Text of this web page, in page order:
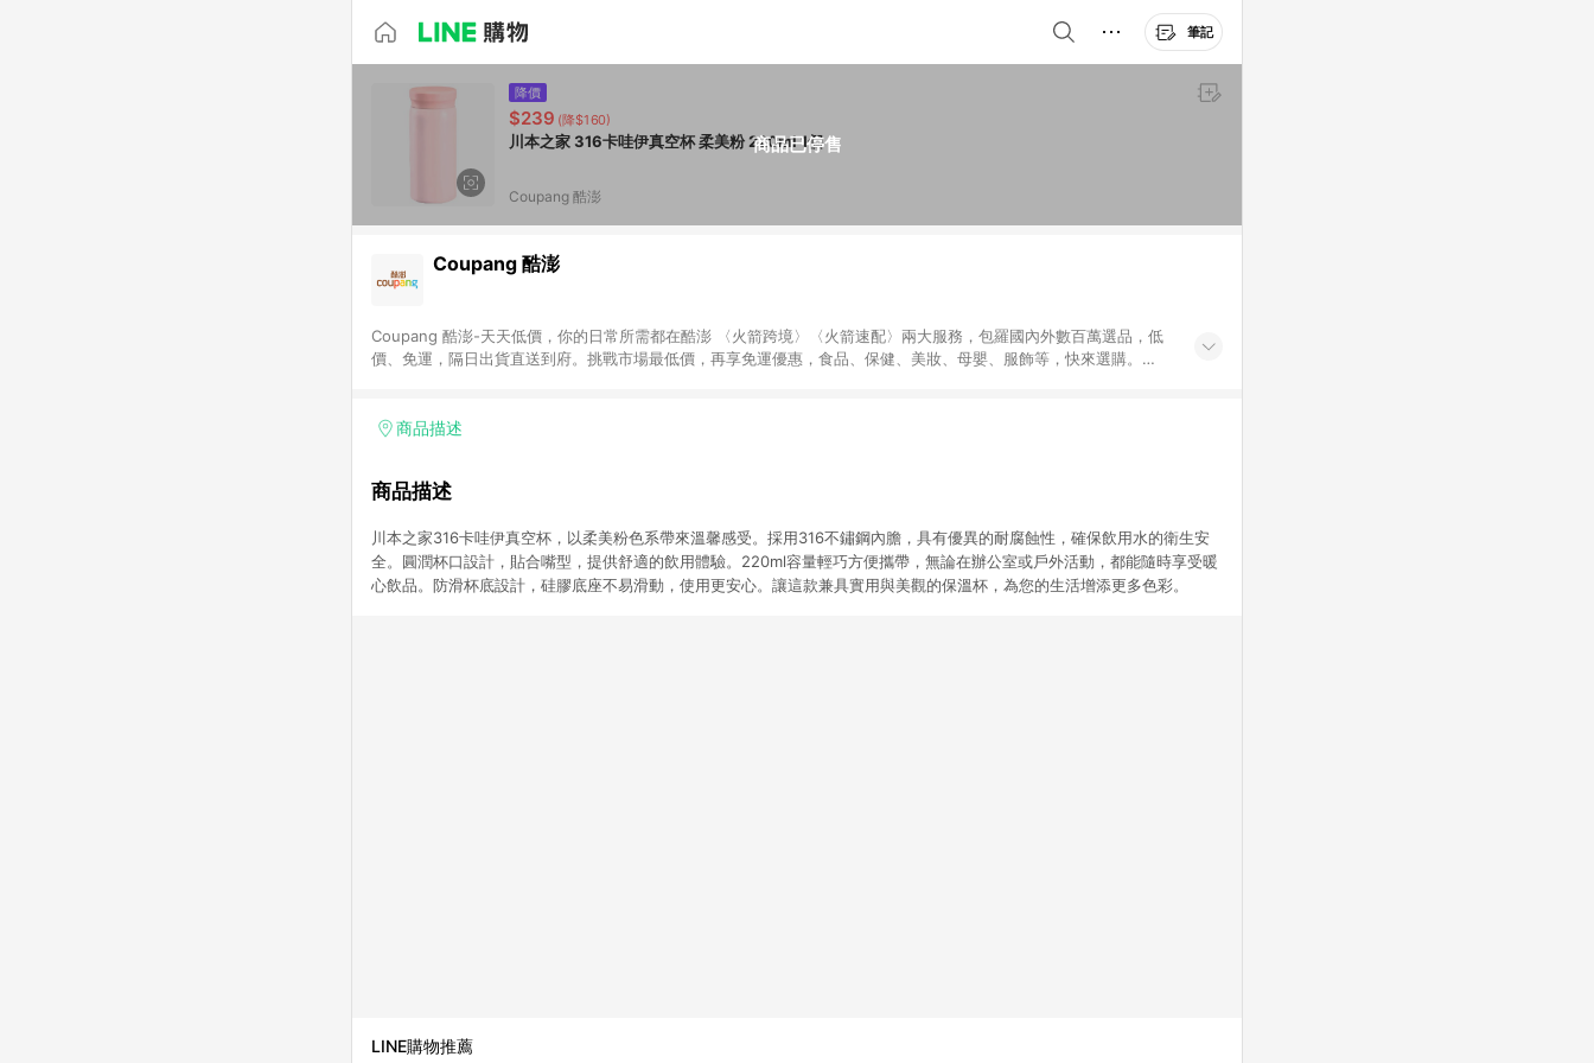
筆記
商品已停售
降價
$239 (降$160)
川本之家 316卡哇伊真空杯 柔美粉 220ml 1個
Coupang 酷澎
Coupang 酷澎
Coupang 酷澎-天天低價，你的日常所需都在酷澎 〈火箭跨境〉〈火箭速配〉兩大服務，包羅國內外數百萬選品，低
價、免運，隔日出貨直送到府。挑戰市場最低價，再享免運優惠，食品、保健、美妝、母嬰、服飾等，快來選購。
商品描述
商品描述
川本之家316卡哇伊真空杯，以柔美粉色系帶來溫馨感受。採用316不鏽鋼內膽，具有優異的耐腐蝕性，確保飲用水的衛生安
全。圓潤杯口設計，貼合嘴型，提供舒適的飲用體驗。220ml容量輕巧方便攜帶，無論在辦公室或戶外活動，都能隨時享受暖
心飲品。防滑杯底設計，硅膠底座不易滑動，使用更安心。讓這款兼具實用與美觀的保溫杯，為您的生活增添更多色彩。
LINE購物推薦